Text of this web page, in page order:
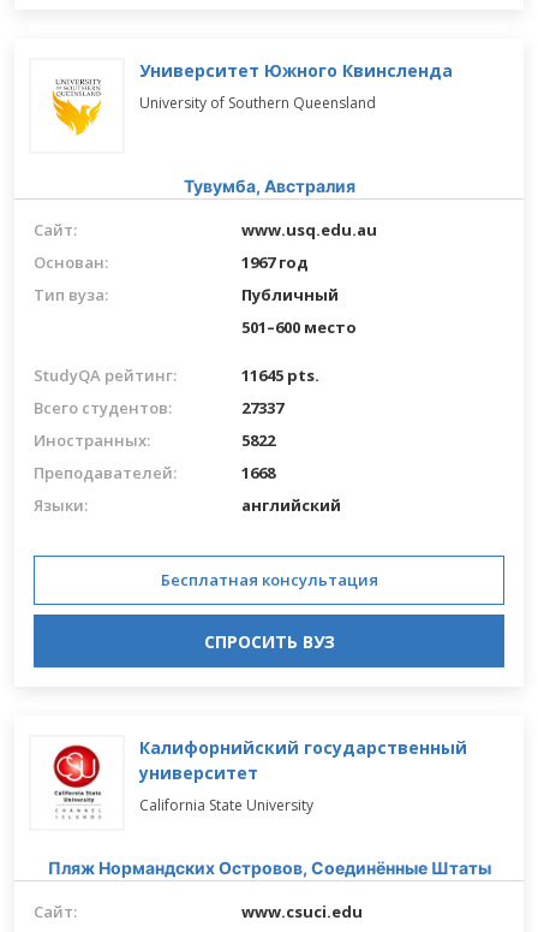
Университет Южного Квинсленда
University of Southern Queensland
Тувумба, Австралия
Сайт:
www.usq.edu.au
Основан:
1967 год
Тип вуза:
Публичный
501–600 место
StudyQA рейтинг:
11645 pts.
Всего студентов:
27337
Иностранных:
5822
Преподавателей:
1668
Языки:
английский
Бесплатная консультация
СПРОСИТЬ ВУЗ
Калифорнийский государственный
университет
California State University
Пляж Нормандских Островов, Соединённые Штаты
Сайт:
www.csuci.edu